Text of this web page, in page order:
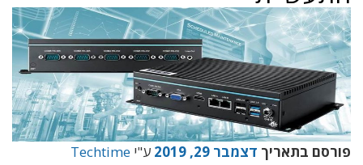
פורסם בתאריך דצמבר 29, 2019 ע"י Techtime